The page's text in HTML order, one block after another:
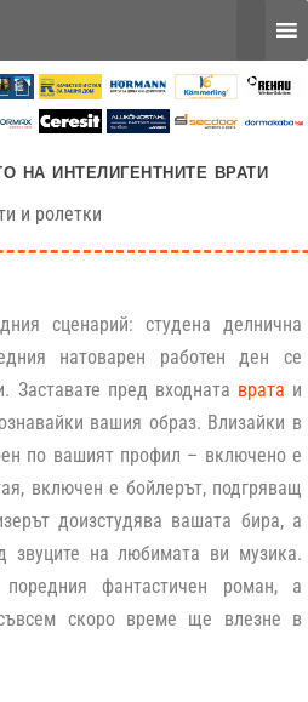
на интелигентните врати
и ролетки
сценарий: студена делнична
натоварен работен ден се
пред входната врата и
вашия образ. Влизайки в
по вашият профил – включено е
включен е бойлерът, подгряващ
доизстудява вашата бира, а
звуците на любимата ви музика.
фантастичен роман, а
скоро време ще влезне в